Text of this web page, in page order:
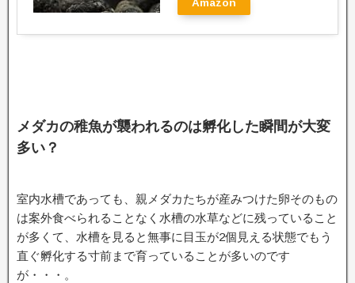
Amazon
メダカの稚魚が襲われるのは孵化した瞬間が大変
多い？
室内水槽であっても、親メダカたちが産みつけた卵そのもの
は案外食べられることなく水槽の水草などに残っていること
が多くて、水槽を見ると無事に目玉が2個見える状態でもう
直ぐ孵化する寸前まで育っていることが多いのです
が・・・。